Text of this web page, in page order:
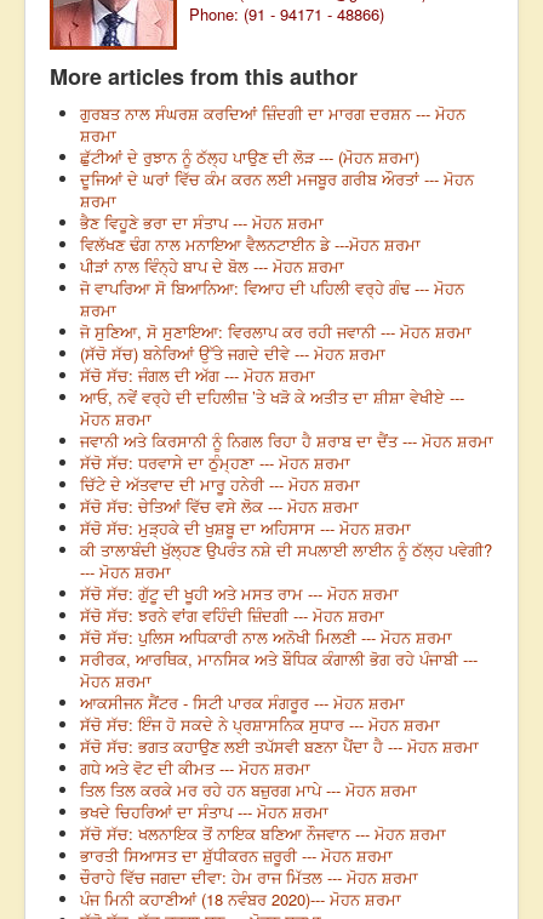
Phone: (91 - 94171 - 48866)
More articles from this author
ਗੁਰਬਤ ਨਾਲ ਸੰਘਰਸ਼ ਕਰਦਿਆਂ ਜ਼ਿੰਦਗੀ ਦਾ ਮਾਰਗ ਦਰਸ਼ਨ --- ਮੋਹਨ
ਸ਼ਰਮਾ
ਛੁੱਟੀਆਂ ਦੇ ਰੁਝਾਨ ਨੂੰ ਠੱਲ੍ਹ ਪਾਉਣ ਦੀ ਲੋੜ --- (ਮੋਹਨ ਸ਼ਰਮਾ)
ਦੂਜਿਆਂ ਦੇ ਘਰਾਂ ਵਿੱਚ ਕੰਮ ਕਰਨ ਲਈ ਮਜਬੂਰ ਗਰੀਬ ਔਰਤਾਂ --- ਮੋਹਨ
ਸ਼ਰਮਾ
ਭੈਣ ਵਿਹੂਣੇ ਭਰਾ ਦਾ ਸੰਤਾਪ --- ਮੋਹਨ ਸ਼ਰਮਾ
ਵਿਲੱਖਣ ਢੰਗ ਨਾਲ ਮਨਾਇਆ ਵੈਲਨਟਾਈਨ ਡੇ ---ਮੋਹਨ ਸ਼ਰਮਾ
ਪੀੜਾਂ ਨਾਲ ਵਿੰਨ੍ਹੇ ਬਾਪ ਦੇ ਬੋਲ --- ਮੋਹਨ ਸ਼ਰਮਾ
ਜੋ ਵਾਪਰਿਆ ਸੋ ਬਿਆਨਿਆ: ਵਿਆਹ ਦੀ ਪਹਿਲੀ ਵਰ੍ਹੇ ਗੰਢ --- ਮੋਹਨ
ਸ਼ਰਮਾ
ਜੋ ਸੁਣਿਆ, ਸੋ ਸੁਣਾਇਆ: ਵਿਰਲਾਪ ਕਰ ਰਹੀ ਜਵਾਨੀ --- ਮੋਹਨ ਸ਼ਰਮਾ
(ਸੱਚੋ ਸੱਚ) ਬਨੇਰਿਆਂ ਉੱਤੇ ਜਗਦੇ ਦੀਵੇ --- ਮੋਹਨ ਸ਼ਰਮਾ
ਸੱਚੋ ਸੱਚ: ਜੰਗਲ ਦੀ ਅੱਗ --- ਮੋਹਨ ਸ਼ਰਮਾ
ਆਓ, ਨਵੇਂ ਵਰ੍ਹੇ ਦੀ ਦਹਿਲੀਜ਼ ’ਤੇ ਖੜੋ ਕੇ ਅਤੀਤ ਦਾ ਸ਼ੀਸ਼ਾ ਵੇਖੀਏ ---
ਮੋਹਨ ਸ਼ਰਮਾ
ਜਵਾਨੀ ਅਤੇ ਕਿਰਸਾਨੀ ਨੂੰ ਨਿਗਲ ਰਿਹਾ ਹੈ ਸ਼ਰਾਬ ਦਾ ਦੈਂਤ --- ਮੋਹਨ ਸ਼ਰਮਾ
ਸੱਚੋ ਸੱਚ: ਧਰਵਾਸੇ ਦਾ ਠੁੰਮ੍ਹਣਾ --- ਮੋਹਨ ਸ਼ਰਮਾ
ਚਿੱਟੇ ਦੇ ਅੱਤਵਾਦ ਦੀ ਮਾਰੂ ਹਨੇਰੀ --- ਮੋਹਨ ਸ਼ਰਮਾ
ਸੱਚੋ ਸੱਚ: ਚੇਤਿਆਂ ਵਿੱਚ ਵਸੇ ਲੋਕ --- ਮੋਹਨ ਸ਼ਰਮਾ
ਸੱਚੋ ਸੱਚ: ਮੁੜ੍ਹਕੇ ਦੀ ਖੁਸ਼ਬੂ ਦਾ ਅਹਿਸਾਸ --- ਮੋਹਨ ਸ਼ਰਮਾ
ਕੀ ਤਾਲਾਬੰਦੀ ਖੁੱਲ੍ਹਣ ਉਪਰੰਤ ਨਸ਼ੇ ਦੀ ਸਪਲਾਈ ਲਾਈਨ ਨੂੰ ਠੱਲ੍ਹ ਪਵੇਗੀ?
--- ਮੋਹਨ ਸ਼ਰਮਾ
ਸੱਚੋ ਸੱਚ: ਗੁੱਟੂ ਦੀ ਖੂਹੀ ਅਤੇ ਮਸਤ ਰਾਮ --- ਮੋਹਨ ਸ਼ਰਮਾ
ਸੱਚੋ ਸੱਚ: ਝਰਨੇ ਵਾਂਗ ਵਹਿੰਦੀ ਜ਼ਿੰਦਗੀ --- ਮੋਹਨ ਸ਼ਰਮਾ
ਸੱਚੋ ਸੱਚ: ਪੁਲਿਸ ਅਧਿਕਾਰੀ ਨਾਲ ਅਨੋਖੀ ਮਿਲਣੀ --- ਮੋਹਨ ਸ਼ਰਮਾ
ਸਰੀਰਕ, ਆਰਥਿਕ, ਮਾਨਸਿਕ ਅਤੇ ਬੌਧਿਕ ਕੰਗਾਲੀ ਭੋਗ ਰਹੇ ਪੰਜਾਬੀ ---
ਮੋਹਨ ਸ਼ਰਮਾ
ਆਕਸੀਜਨ ਸੈਂਟਰ - ਸਿਟੀ ਪਾਰਕ ਸੰਗਰੂਰ --- ਮੋਹਨ ਸ਼ਰਮਾ
ਸੱਚੋ ਸੱਚ: ਇੰਜ ਹੋ ਸਕਦੇ ਨੇ ਪ੍ਰਸ਼ਾਸਨਿਕ ਸੁਧਾਰ --- ਮੋਹਨ ਸ਼ਰਮਾ
ਸੱਚੋ ਸੱਚ: ਭਗਤ ਕਹਾਉਣ ਲਈ ਤਪੱਸਵੀ ਬਣਨਾ ਪੈਂਦਾ ਹੈ --- ਮੋਹਨ ਸ਼ਰਮਾ
ਗਧੇ ਅਤੇ ਵੋਟ ਦੀ ਕੀਮਤ --- ਮੋਹਨ ਸ਼ਰਮਾ
ਤਿਲ ਤਿਲ ਕਰਕੇ ਮਰ ਰਹੇ ਹਨ ਬਜ਼ੁਰਗ ਮਾਪੇ --- ਮੋਹਨ ਸ਼ਰਮਾ
ਭਖਦੇ ਚਿਹਰਿਆਂ ਦਾ ਸੰਤਾਪ --- ਮੋਹਨ ਸ਼ਰਮਾ
ਸੱਚੋ ਸੱਚ: ਖਲਨਾਇਕ ਤੋਂ ਨਾਇਕ ਬਣਿਆ ਨੌਜਵਾਨ --- ਮੋਹਨ ਸ਼ਰਮਾ
ਭਾਰਤੀ ਸਿਆਸਤ ਦਾ ਸ਼ੁੱਧੀਕਰਨ ਜ਼ਰੂਰੀ --- ਮੋਹਨ ਸ਼ਰਮਾ
ਚੌਰਾਹੇ ਵਿੱਚ ਜਗਦਾ ਦੀਵਾ: ਹੇਮ ਰਾਜ ਮਿੱਤਲ --- ਮੋਹਨ ਸ਼ਰਮਾ
ਪੰਜ ਮਿਨੀ ਕਹਾਣੀਆਂ (18 ਨਵੰਬਰ 2020)--- ਮੋਹਨ ਸ਼ਰਮਾ